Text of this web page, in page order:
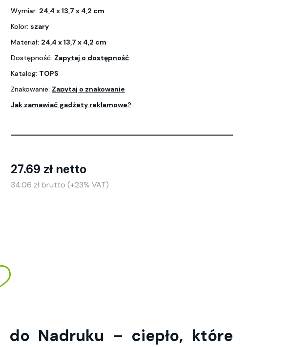
Wymiar: 24,4 x 13,7 x 4,2 cm
Kolor: szary
Materiał: 24,4 x 13,7 x 4,2 cm
Dostępność: Zapytaj o dostępność
Katalog: TOPS
Znakowanie: Zapytaj o znakowanie
Jak zamawiać gadżety reklamowe?
27.69 zł netto
34.06 zł brutto (+23% VAT)
do Nadruku – ciepło, które